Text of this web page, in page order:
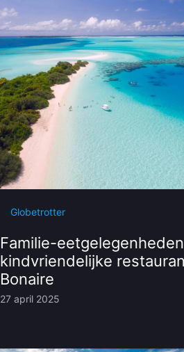
Globetrotter
Familie-
kindvriendelijke
Bonaire
27 april 2025